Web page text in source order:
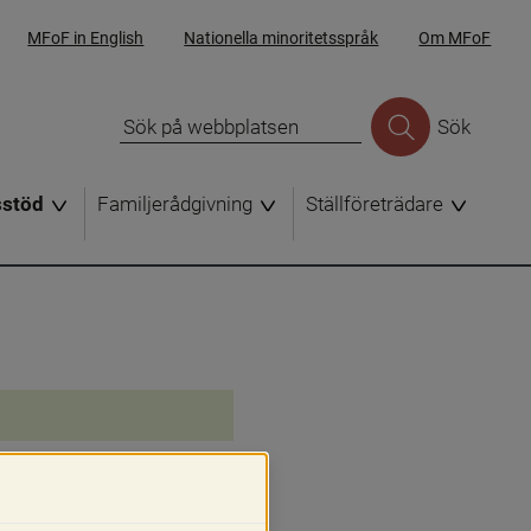
MFoF in English Nationella minoritetsspråk Om MFoF
Sök
Familjerådgivning Ställföreträdare